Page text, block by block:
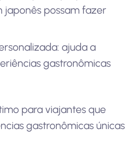
japonês possam fazer
ajuda a
gastronômicas
para viajantes que
gastronômicas únicas